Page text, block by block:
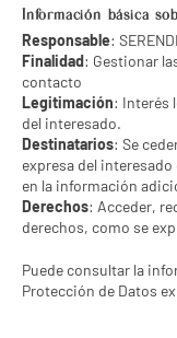
Información básica
Responsable:
Finalidad: Gestionar
contacto
Legitimación: Interés
del interesado.
Destinatarios: Se
expresa del
en la información
Derechos: Acceder,
derechos, como se
Puede consultar la
Protección de Datos